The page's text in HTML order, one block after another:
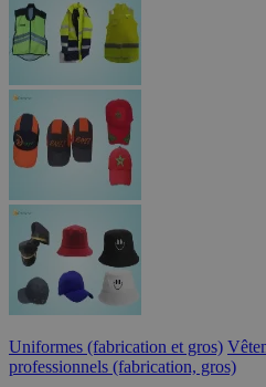
Uniformes (fabrication et gros)
professionnels (fabrication, gros)